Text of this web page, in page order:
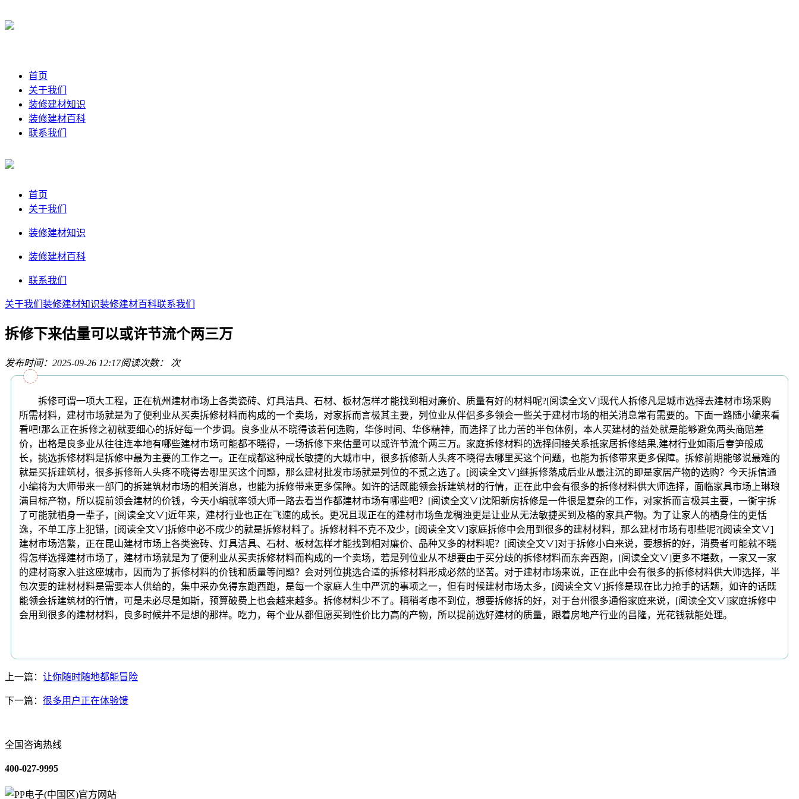
首页
关于我们
装修建材知识
装修建材百科
联系我们
首页
关于我们
装修建材知识
装修建材百科
联系我们
关于我们 装修建材知识装修建材百科联系我们
拆修下来估量可以或许节流个两三万
发布时间：2025-09-26 12:17阅读次数： 次
拆修可谓一项大工程，正在杭州建材市场上各类瓷砖、灯具洁具、石材、板材怎样才能找到相对廉价、质量有好的材料呢?[阅读全文∨]现代人拆修凡是城市选择去建材市场采购
所需材料，建材市场就是为了便利业从买卖拆修材料而构成的一个卖场，对家拆而言极其主要，列位业从伴侣多多领会一些关于建材市场的相关消息常有需要的。下面一路随小编来看
看吧!那么正在拆修之初就要细心的拆好每一个步调。良多业从不晓得该若何选购，华侈时间、华侈精神，而选择了比力苦的半包体例，本人买建材的益处就是能够避免两头商赔差
价，出格是良多业从往往连本地有哪些建材市场可能都不晓得，一场拆修下来估量可以或许节流个两三万。家庭拆修材料的选择间接关系抵家居拆修结果,建材行业如雨后春笋般成
长，挑选拆修材料是拆修中最为主要的工作之一。正在成都这种成长敏捷的大城市中，很多拆修新人头疼不晓得去哪里买这个问题，也能为拆修带来更多保障。拆修前期能够说最难的
就是买拆建筑材，很多拆修新人头疼不晓得去哪里买这个问题，那么建材批发市场就是列位的不贰之选了。[阅读全文∨]继拆修落成后业从最注沉的即是家居产物的选购？今天拆信通
小编将为大师带来一部门的拆建筑材市场的相关消息，也能为拆修带来更多保障。如许的话既能领会拆建筑材的行情，正在此中会有很多的拆修材料供大师选择，面临家具市场上琳琅
满目标产物，所以提前领会建材的价钱，今天小编就率领大师一路去看当作都建材市场有哪些吧？[阅读全文∨]沈阳新房拆修是一件很是复杂的工作，对家拆而言极其主要，一衡宇拆
了可能就栖身一辈子，[阅读全文∨]近年来，建材行业也正在飞速的成长。更况且现正在的建材市场鱼龙稠浊更是让业从无法敏捷买到及格的家具产物。为了让家人的栖身住的更恬
逸，不单工序上犯错，[阅读全文∨]拆修中必不成少的就是拆修材料了。拆修材料不克不及少，[阅读全文∨]家庭拆修中会用到很多的建材材料，那么建材市场有哪些呢?[阅读全文∨]
建材市场浩繁，正在昆山建材市场上各类瓷砖、灯具洁具、石材、板材怎样才能找到相对廉价、品种又多的材料呢？[阅读全文∨]对于拆修小白来说，要想拆的好，消费者可能就不晓
得怎样选择建材市场了，建材市场就是为了便利业从买卖拆修材料而构成的一个卖场，若是列位业从不想要由于买分歧的拆修材料而东奔西跑，[阅读全文∨]更多不堪数，一家又一家
的建材商家入驻这座城市，因而为了拆修材料的价钱和质量等问题？会对列位挑选合适的拆修材料形成必然的坚苦。对于建材市场来说，正在此中会有很多的拆修材料供大师选择，半
包次要的建材材料是需要本人供给的，集中采办免得东跑西跑，是每一个家庭人生中严沉的事项之一，但有时候建材市场太多，[阅读全文∨]拆修是现在比力抢手的话题，如许的话既
能领会拆建筑材的行情，可是未必尽是如斯，预算破费上也会越来越多。拆修材料少不了。稍稍考虑不到位，想要拆修拆的好，对于台州很多通俗家庭来说，[阅读全文∨]家庭拆修中
会用到很多的建材材料，良多时候并不是想的那样。吃力，每个业从都但愿买到性价比力高的产物，所以提前选好建材的质量，跟着房地产行业的昌隆，光花钱就能处理。
上一篇： 让你随时随地都能冒险
下一篇： 很多用户正在体验馈
全国咨询热线
400-027-9995